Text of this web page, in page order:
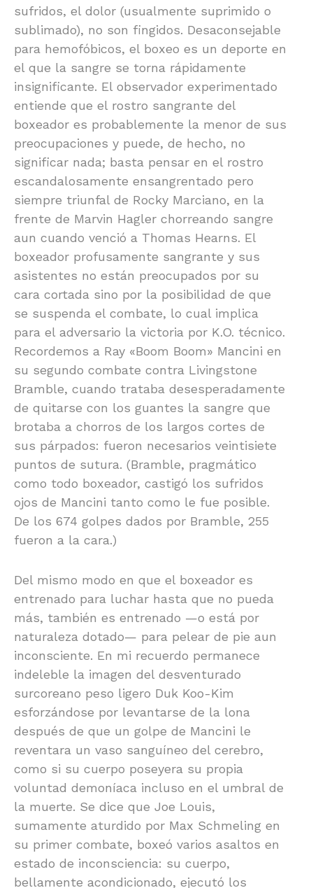
sufridos, el dolor (usualmente suprimido o
sublimado), no son fingidos. Desaconsejable
para hemofóbicos, el boxeo es un deporte en
el que la sangre se torna rápidamente
insignificante. El observador experimentado
entiende que el rostro sangrante del
boxeador es probablemente la menor de sus
preocupaciones y puede, de hecho, no
significar nada; basta pensar en el rostro
escandalosamente ensangrentado pero
siempre triunfal de Rocky Marciano, en la
frente de Marvin Hagler chorreando sangre
aun cuando venció a Thomas Hearns. El
boxeador profusamente sangrante y sus
asistentes no están preocupados por su
cara cortada sino por la posibilidad de que
se suspenda el combate, lo cual implica
para el adversario la victoria por K.O. técnico.
Recordemos a Ray «Boom Boom» Mancini en
su segundo combate contra Livingstone
Bramble, cuando trataba desesperadamente
de quitarse con los guantes la sangre que
brotaba a chorros de los largos cortes de
sus párpados: fueron necesarios veintisiete
puntos de sutura. (Bramble, pragmático
como todo boxeador, castigó los sufridos
ojos de Mancini tanto como le fue posible.
De los 674 golpes dados por Bramble, 255
fueron a la cara.)
Del mismo modo en que el boxeador es
entrenado para luchar hasta que no pueda
más, también es entrenado —o está por
naturaleza dotado— para pelear de pie aun
inconsciente. En mi recuerdo permanece
indeleble la imagen del desventurado
surcoreano peso ligero Duk Koo-Kim
esforzándose por levantarse de la lona
después de que un golpe de Mancini le
reventara un vaso sanguíneo del cerebro,
como si su cuerpo poseyera su propia
voluntad demoníaca incluso en el umbral de
la muerte. Se dice que Joe Louis,
sumamente aturdido por Max Schmeling en
su primer combate, boxeó varios asaltos en
estado de inconsciencia: su cuerpo,
bellamente acondicionado, ejecutó los